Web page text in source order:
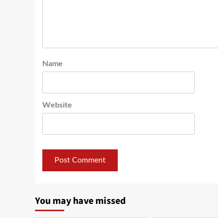
Name
Website
You may have missed